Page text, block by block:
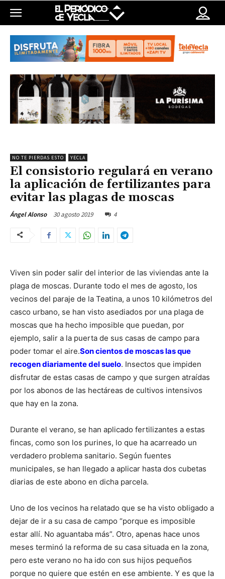
NO TE PIERDAS ESTO YECLA
El consistorio regulará en verano
la aplicación de fertilizantes para
evitar las plagas de moscas
Ángel Alonso 30 agosto 2019 4
Viven sin poder salir del interior de las viviendas ante la
plaga de moscas. Durante todo el mes de agosto, los
vecinos del paraje de la Teatina, a unos 10 kilómetros del
casco urbano, se han visto asediados por una plaga de
moscas que ha hecho imposible que puedan, por
ejemplo, salir a la puerta de sus casas de campo para
poder tomar el aire.Son cientos de moscas las que
recogen diariamente del suelo. Insectos que impiden
disfrutar de estas casas de campo y que surgen atraídas
por los abonos de las hectáreas de cultivos intensivos
que hay en la zona.
Durante el verano, se han aplicado fertilizantes a estas
fincas, como son los purines, lo que ha acarreado un
verdadero problema sanitario. Según fuentes
municipales, se han llegado a aplicar hasta dos cubetas
diarias de este abono en dicha parcela.
Uno de los vecinos ha relatado que se ha visto obligado a
dejar de ir a su casa de campo “porque es imposible
estar allí. No aguantaba más”. Otro, apenas hace unos
meses terminó la reforma de su casa situada en la zona,
pero este verano no ha ido con sus hijos pequeños
porque no quiere que estén en ese ambiente. Y es que la